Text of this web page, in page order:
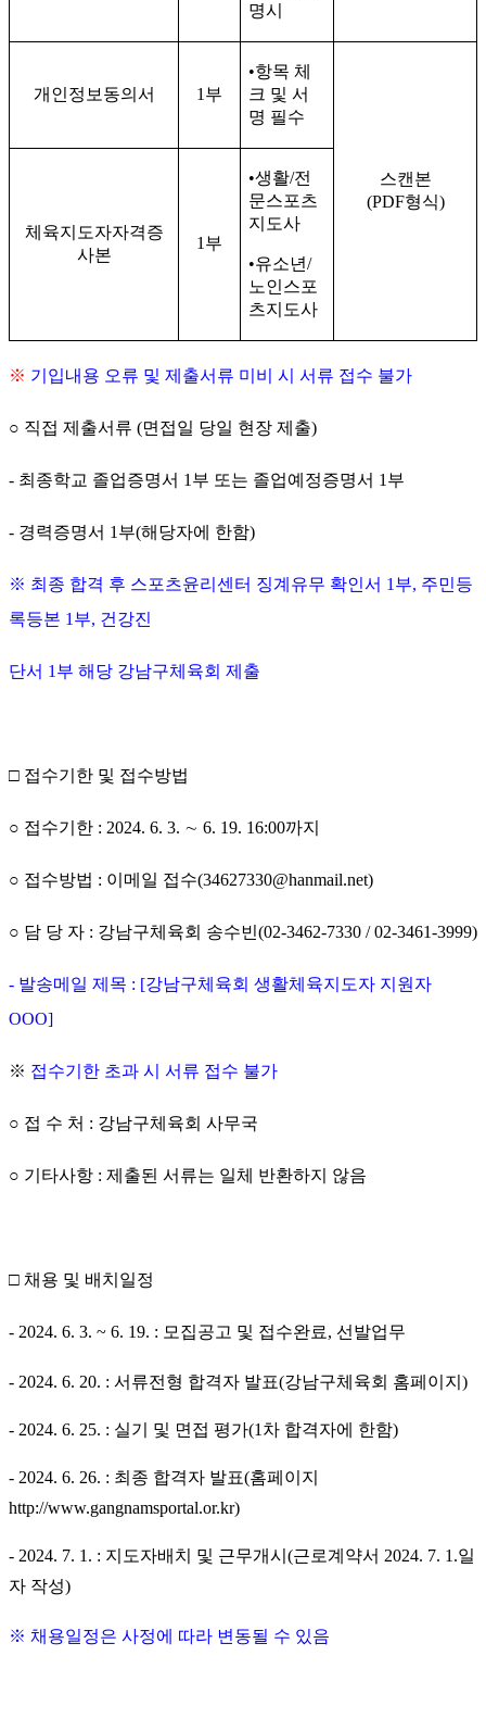
명시
개인정보동의서 1 부
•항목 체
크 및 서
명 필수
스캔본
(PDF형식)
체육지도자자격증
사본
1 부
•생활/전
문스포츠
지도사
•유소년/
노인스포
츠지도사
※ 기입내용 오류 및 제출서류 미비 시 서류 접수 불가
○ 직접 제출서류 (면접일 당일 현장 제출)
- 최종학교 졸업증명서 1 부 또는 졸업예정증명서 1 부
- 경력증명서 1 부(해당자에 한함)
※ 최종 합격 후 스포츠윤리센터 징계유무 확인서 1 부, 주민등
록등본 1 부, 건강진
단서 1 부 해당 강남구체육회 제출
□ 접수기한 및 접수방법
○ 접수기한 : 2024. 6. 3. ∼ 6. 19. 16:00까지
○ 접수방법 : 이메일 접수(34627330@hanmail.net)
○ 담 당 자 : 강남구체육회 송수빈(02-3462-7330 / 02-3461-3999)
- 발송메일 제목 : [강남구체육회 생활체육지도자 지원자
OOO]
※ 접수기한 초과 시 서류 접수 불가
○ 접 수 처 : 강남구체육회 사무국
○ 기타사항 : 제출된 서류는 일체 반환하지 않음
□ 채용 및 배치일정
- 2024. 6. 3. ~ 6. 19. : 모집공고 및 접수완료, 선발업무
- 2024. 6. 20. : 서류전형 합격자 발표(강남구체육회 홈페이지 )
- 2024. 6. 25. : 실기 및 면접 평가(1 차 합격자에 한함)
- 2024. 6. 26. : 최종 합격자 발표(홈페이지
http://www.gangnamsportal.or.kr)
- 2024. 7. 1. : 지도자배치 및 근무개시 (근로계약서 2024. 7. 1.일
자 작성)
※ 채용일정은 사정에 따라 변동될 수 있음